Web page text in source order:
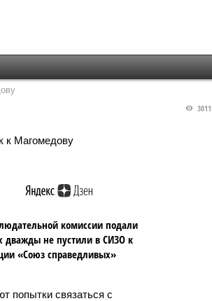
3011
комиссии подали
дважды не пустили в СИЗО к
«Союз справедливых»
попытки связаться с